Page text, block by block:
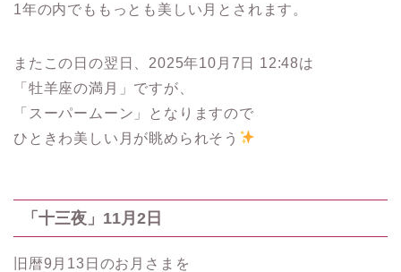
1年の内でももっとも美しい月とされます。
またこの日の翌日、2025年10月7日 12:48は
「牡羊座の満月」ですが、
「スーパームーン」となりますので
ひときわ美しい月が眺められそう
「十三夜」11月2日
旧暦9月13日のお月さまを